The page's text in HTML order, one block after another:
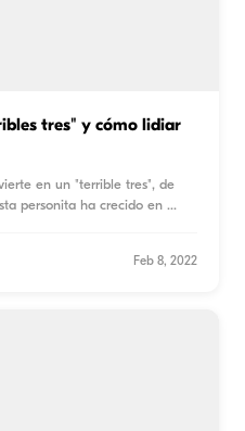
tres" y cómo lidiar
en un "terrible tres", de
personita ha crecido en ...
Feb 8, 2022